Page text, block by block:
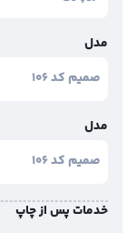
مدل
مدل
خدمات پس از چاپ